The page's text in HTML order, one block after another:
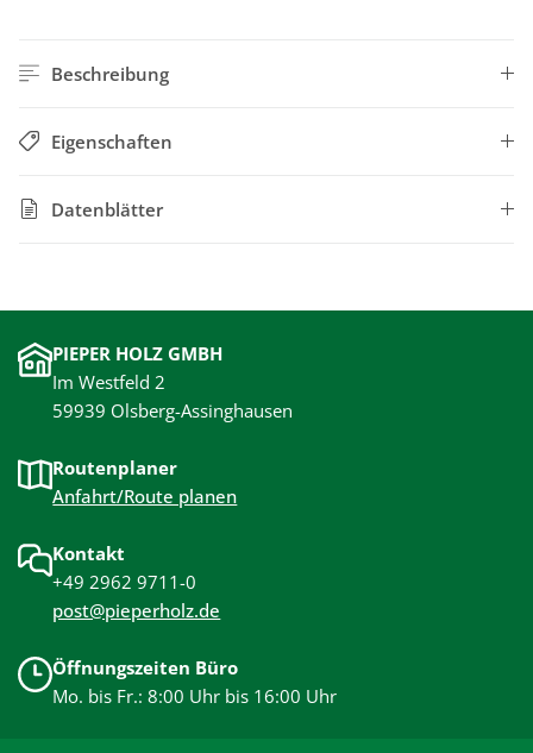
Beschreibung
Eigenschaften
Datenblätter
PIEPER HOLZ GMBH
Im Westfeld 2
59939 Olsberg-Assinghausen
Routenplaner
Anfahrt/Route planen
Kontakt
+49 2962 9711-0
post@pieperholz.de
Öffnungszeiten Büro
Mo. bis Fr.: 8:00 Uhr bis 16:00 Uhr